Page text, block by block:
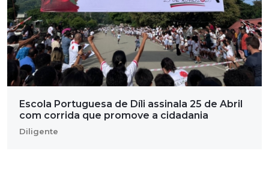
Escola Portuguesa de Díli assinala 25 de Abril
com corrida que promove a cidadania
Diligente